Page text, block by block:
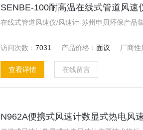
SENBE-100耐高温在线式管道风
访问次数：7031 产品价格：面议 厂商性
查看详情 在线留言
N962A便携式风速计数显式热电风